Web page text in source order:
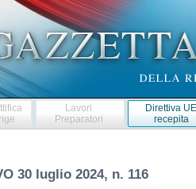
Lavori
Preparatori
Direttiva
recepita
30 luglio 2024, n. 116